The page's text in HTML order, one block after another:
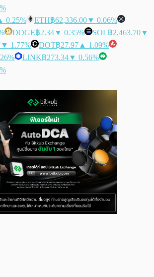
0.25% ETH฿62,336.00▼ 0.06%
DOGE฿2.34▼ 0.35% SOL฿2,463.70▼
▼ 1.77% DOT฿27.97 ▲ 1.09%
LINK฿273.34▼ 0.56%